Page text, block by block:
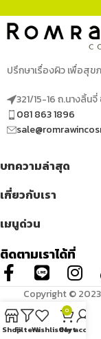
ปรึกษาเรื่องผิว เพื่อสุ
321/15-16 ถ.นางลิ้น
081 863 1896
บทความล่าสุด
เกี่ยวกับเรา
เมนูด่วน
ติดตามเราได้ที่
Copyright ©
ShopFiltersWishlist
0
Cart
My account